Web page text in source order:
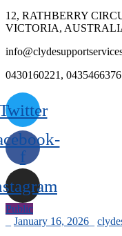
12, RATHBERRY
VICTORIA,
0430160221, 0435466376
f
Public
January 16, 2026